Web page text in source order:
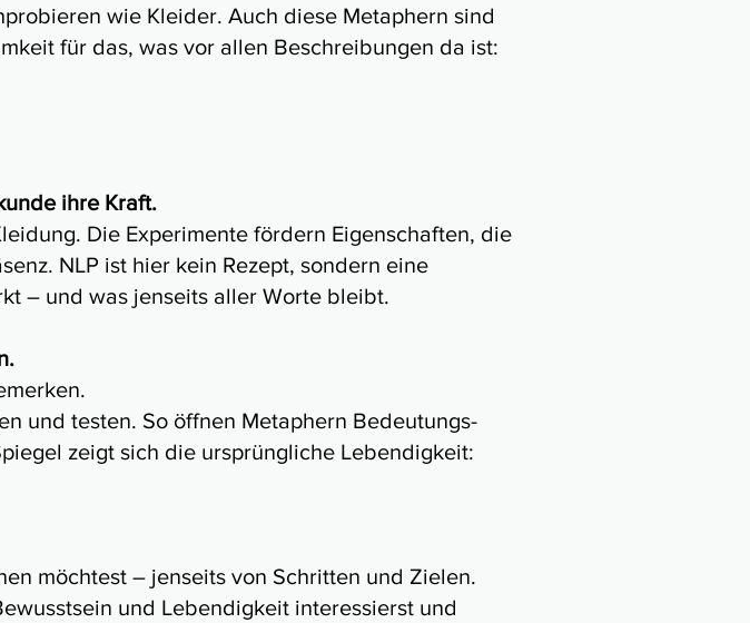
wie Kleider. Auch diese Metaphern sind
für das, was vor allen Beschreibungen da ist:
ihre Kraft.
Die Experimente fördern Eigenschaften, die
NLP ist hier kein Rezept, sondern eine
– und was jenseits aller Worte bleibt.
und testen. So öffnen Metaphern Bedeutungs-
zeigt sich die ursprüngliche Lebendigkeit:
möchtest – jenseits von Schritten und Zielen.
und Lebendigkeit interessierst und